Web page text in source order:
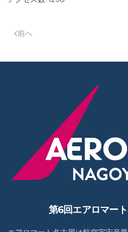
前へ
第6回エアロマー